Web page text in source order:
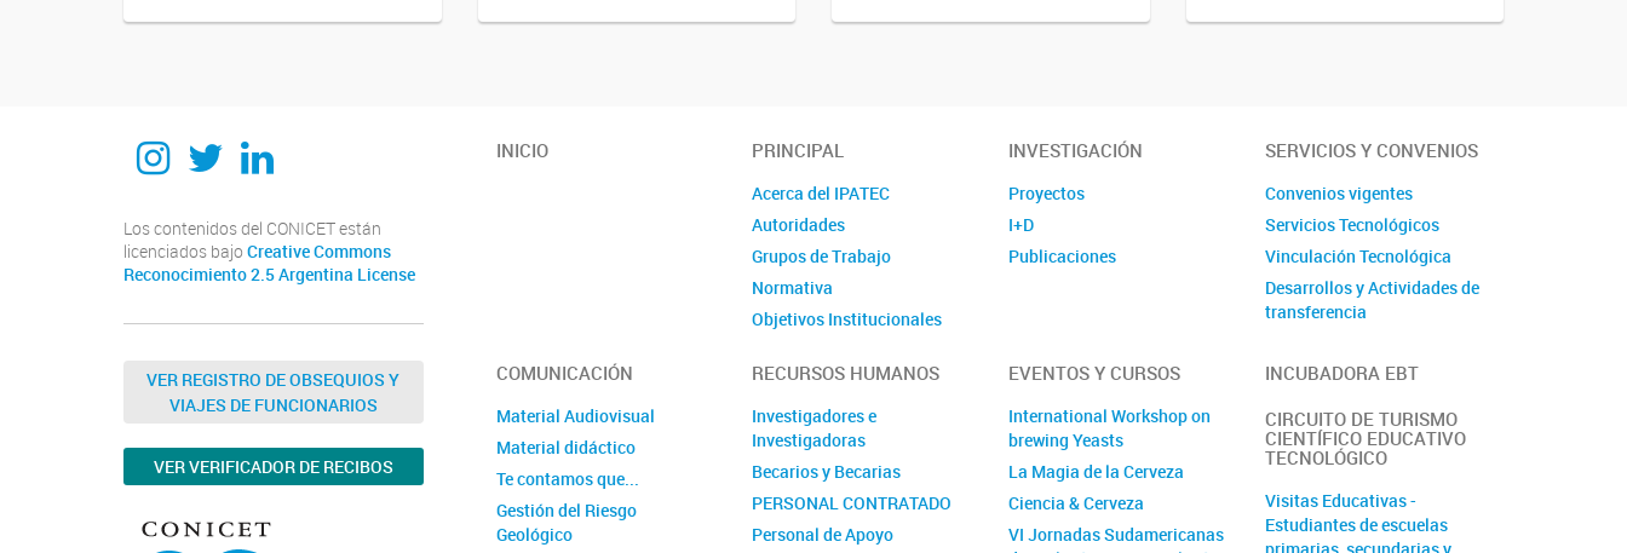
Instagram
TwitterLinkedin
Los contenidos del CONICET están
licenciados bajo Creative Commons
Reconocimiento 2.5 Argentina License
VER REGISTRO DE OBSEQUIOS Y
VIAJES DE FUNCIONARIOS
VER VERIFICADOR DE RECIBOS
INICIO PRINCIPAL
Acerca del IPATEC
Autoridades
Grupos de Trabajo
Normativa
Objetivos Institucionales
Comisión CIPREC IPATEC
Comisión CICUAL IPATEC
Comisión Seguridad y Salud
en el trabajo
Comisión de Comunicación
IPATEC
INVESTIGACIÓN
Proyectos
I+D
Publicaciones
SERVICIOS Y CONVENIOS
Convenios vigentes
Servicios Tecnológicos
Vinculación Tecnológica
Desarrollos y Actividades de
transferencia
COMUNICACIÓN
Material Audiovisual
Material didáctico
Te contamos que...
Gestión del Riesgo
Geológico
RECURSOS HUMANOS
Investigadores e
Investigadoras
Becarios y Becarias
PERSONAL CONTRATADO
Personal de Apoyo
EVENTOS Y CURSOS
International Workshop on
brewing Yeasts
La Magia de la Cerveza
Ciencia & Cerveza
VI Jornadas Sudamericanas
INCUBADORA EBT
CIRCUITO DE TURISMO
CIENTÍFICO EDUCATIVO
TECNOLÓGICO
Visitas Educativas -
Estudiantes de escuelas